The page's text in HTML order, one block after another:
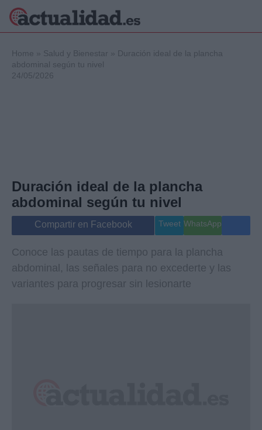
Internacional
Viajes
Gente
Musica
Home » Salud y Bienestar » Duración ideal de la plancha
abdominal según tu nivel
24/05/2026
Duración ideal de la plancha
abdominal según tu nivel
Compartir en Facebook Tweet WhatsApp
Conoce las pautas de tiempo para la plancha
abdominal, las señales para no excederte y las
variantes para progresar sin lesionarte